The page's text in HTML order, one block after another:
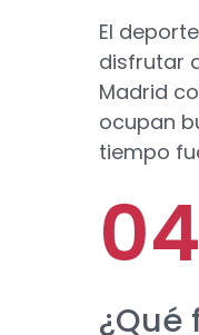
El
disfrutar
Madrid
ocupan
tiempo
¿Qué